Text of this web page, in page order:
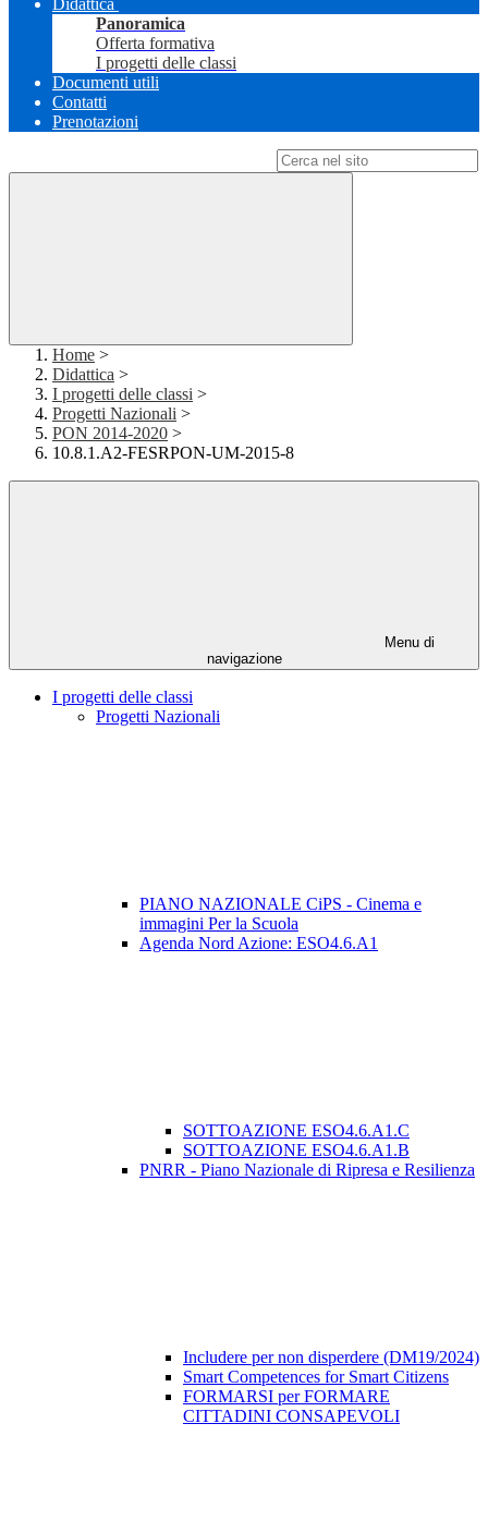
Didattica
Panoramica
Offerta formativa
I progetti delle classi
Documenti utili
Contatti
Prenotazioni
Home >
Didattica >
I progetti delle classi >
Progetti Nazionali >
PON 2014-2020 >
10.8.1.A2-FESRPON-UM-2015-8
Menu di
navigazione
I progetti delle classi
Progetti Nazionali
PIANO NAZIONALE CiPS - Cinema e
immagini Per la Scuola
Agenda Nord Azione: ESO4.6.A1
SOTTOAZIONE ESO4.6.A1.C
SOTTOAZIONE ESO4.6.A1.B
PNRR - Piano Nazionale di Ripresa e Resilienza
Includere per non disperdere (DM19/2024)
Smart Competences for Smart Citizens
FORMARSI per FORMARE
CITTADINI CONSAPEVOLI